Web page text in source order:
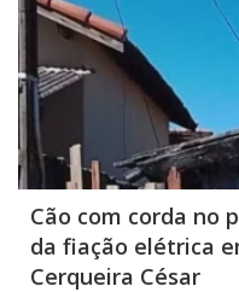
Cão com corda no
da fiação elétrica
Cerqueira César